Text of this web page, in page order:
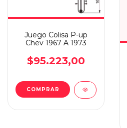
Juego Colisa P-up
Chev 1967 A 1973
$95.223,00